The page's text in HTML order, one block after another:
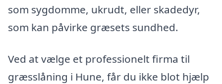
som sygdomme, ukrudt, eller skadedyr,
som kan påvirke græsets sundhed.
Ved at vælge et professionelt firma til
græsslåning i Hune, får du ikke blot hjælp